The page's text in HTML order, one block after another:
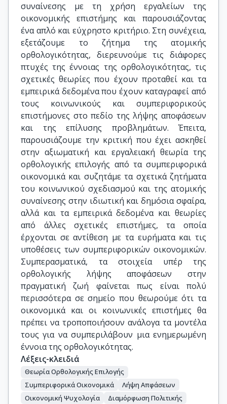
συναίνεσης με τη χρήση εργαλείων της
οικονομικής επιστήμης και παρουσιάζοντας
ένα απλό και εύχρηστο κριτήριο. Στη συνέχεια,
εξετάζουμε το ζήτημα της ατομικής
ορθολογικότητας, διερευνούμε τις διάφορες
πτυχές της έννοιας της ορθολογικότητας, τις
σχετικές θεωρίες που έχουν προταθεί και τα
εμπειρικά δεδομένα που έχουν καταγραφεί από
τους κοινωνικούς και συμπεριφορικούς
επιστήμονες στο πεδίο της λήψης αποφάσεων
και της επίλυσης προβλημάτων. Έπειτα,
παρουσιάζουμε την κριτική που έχει ασκηθεί
στην αξιωματική και εργαλειακή θεωρία της
ορθολογικής επιλογής από τα συμπεριφορικά
οικονομικά και συζητάμε τα σχετικά ζητήματα
του κοινωνικού σχεδιασμού και της ατομικής
συναίνεσης στην ιδιωτική και δημόσια σφαίρα,
αλλά και τα εμπειρικά δεδομένα και θεωρίες
από άλλες σχετικές επιστήμες, τα οποία
έρχονται σε αντίθεση με τα ευρήματα και τις
υποθέσεις των συμπεριφορικών οικονομικών.
Συμπερασματικά, τα στοιχεία υπέρ της
ορθολογικής λήψης αποφάσεων στην
πραγματική ζωή φαίνεται πως είναι πολύ
περισσότερα σε σημείο που θεωρούμε ότι τα
οικονομικά και οι κοινωνικές επιστήμες θα
πρέπει να τροποποιήσουν ανάλογα τα μοντέλα
τους για να συμπεριλάβουν μια ενημερωμένη
έννοια της ορθολογικότητας.
Λέξεις-κλειδιά
Θεωρία Ορθολογικής Επιλογής
Συμπεριφορικά Οικονομικά
Λήψη Απφάσεων
Οικονομική Ψυχολογία
Διαμόρφωση Πολιτικής